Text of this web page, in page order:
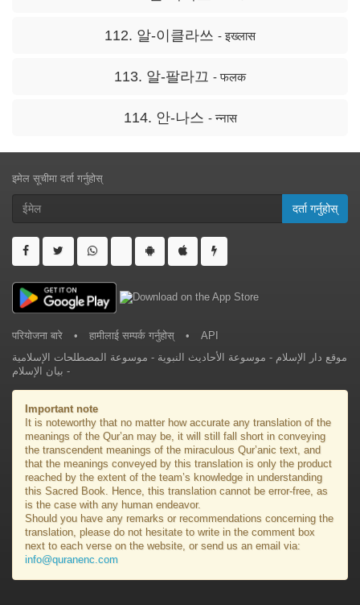
112. 알-이클라쓰 - इख्लास
113. 알-팔라끄 - फलक
114. 안-나스 - न्नास
इमेल सूचीमा दर्ता गर्नुहोस्
दर्ता गर्नुहोस्
परियोजना बारे • हामीलाई सम्पर्क गर्नुहोस् •
API
موقع دار الإسلام - موسوعة الأحاديث النبوية - موسوعة المصطلحات الإسلامية
- بيان الإسلام
Important note
It is noteworthy that no matter how accurate any translation of the
meanings of the Qur’an may be, it will still fall short in conveying
the transcendent meanings of the miraculous Qur’anic text, and
that the meanings conveyed by this translation is only the product
reached by the extent of the team’s knowledge in understanding
this Sacred Book. Hence, this translation cannot be error-free, as
is the case with any human endeavor.
Should you have any remarks or recommendations concerning the
translation, please do not hesitate to write in the comment box
next to each verse on the website, or send us an email via:
info@quranenc.com